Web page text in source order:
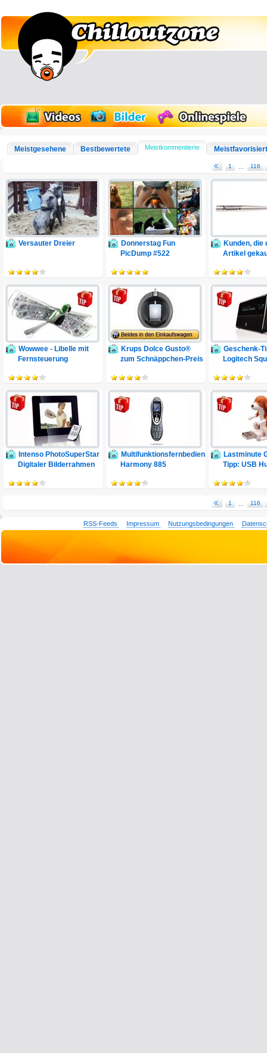
Meistgesehene Bestbewertete Meistkommentierte
1 116
Versauter Dreier
Donnerstag Fun
PicDump #522
Kunden, die
Artikel
Wowwee - Libelle mit
Fernsteuerung
Krups Dolce Gusto®
zum Schnäppchen-Preis
Geschenk-
Logitech
Intenso PhotoSuperStar
Digitaler Bilderrahmen
Multifunktionsfernbedienung
Harmony 885
Lastminute
Tipp: USB
1 116
RSS-Feeds Impressum Nutzungsbedingungen